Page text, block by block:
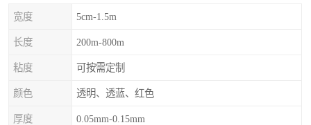
宽度 5cm-1.5m
长度 200m-800m
粘度 可按需定制
颜色 透明、透蓝、红色
厚度 0.05mm-0.15mm